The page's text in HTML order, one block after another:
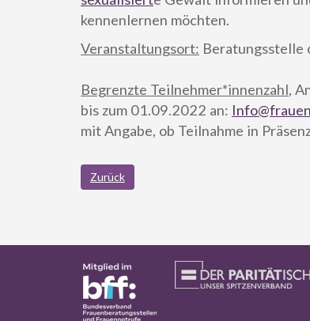
kennenlernen möchten.
Veranstaltungsort: Beratungsstelle
Begrenzte Teilnehmer*innenzahl,
bis zum 01.09.2022 an:
mit Angabe, ob Teilnahme in
Zurück